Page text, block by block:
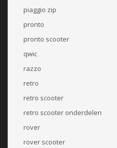
piaggio zip
pronto
pronto scooter
qwic
razzo
retro
retro scooter
retro scooter onderdelen
rover
rover scooter